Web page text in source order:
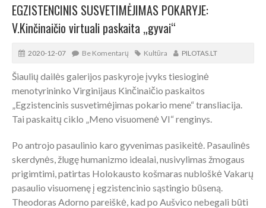
EGZISTENCINIS SUSVETIMĖJIMAS POKARYJE:
V.Kinčinaičio virtuali paskaita „gyvai“
2020-12-07 Be Komentarų Kultūra PILOTAS.LT
Šiaulių dailės galerijos paskyroje įvyks tiesioginė
menotyrininko Virginijaus Kinčinaičio paskaitos
„Egzistencinis susvetimėjimas pokario mene“ transliacija.
Tai paskaitų ciklo „Meno visuomenė VI“ renginys.
Po antrojo pasaulinio karo gyvenimas pasikeitė. Pasaulinės
skerdynės, žlugę humanizmo idealai, nusivylimas žmogaus
prigimtimi, patirtas Holokausto košmaras nubloškė Vakarų
pasaulio visuomenę į egzistencinio sąstingio būseną.
Theodoras Adorno pareiškė, kad po Aušvico nebegali būti